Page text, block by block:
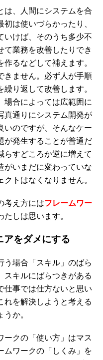
、人間にシステムを合
は使いづらかったり、
いけば、そのうち多少不
て業務を改善したりでき
るなどして補えます。
きません。必ず人が手順
り返して改善します。
場合によっては広範囲に
真通りにシステム開発が
いのですが、そんなケー
が発生することが普通だ
らすどころか逆に増えて
がいまだに変わっていな
トはなくなりません。
考え方にはフレームワー
たしは思います。
アをダメにする
場合「スキル」のばら
スキルにばらつきがある
仕事では仕方ないと思い
れを解決しようと考える
か。
クの「使い方」はマス
ムワークの「しくみ」を